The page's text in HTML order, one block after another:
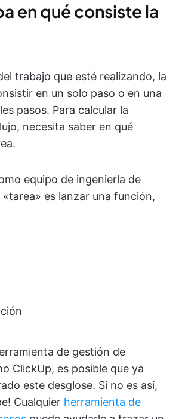
en qué consiste la
trabajo que esté realizando, la
en un solo paso o en una
pasos. Para calcular la
necesita saber en qué
equipo de ingeniería de
es lanzar una función,
de gestión de
ClickUp, es posible que ya
este desglose. Si no es así,
Cualquier herramienta de